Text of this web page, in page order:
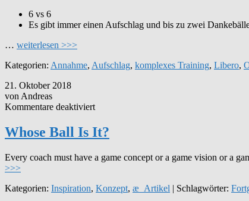
6 vs 6
Es gibt immer einen Aufschlag und bis zu zwei
… weiterlesen >>>
Kategorien: Annahme, Aufschlag, komplexes Training, Libero,
21. Oktober 2018
von Andreas
Kommentare deaktiviertfür
Ball
Is
Whose Ball Is It?
Every coach must have a game concept or a game vision or a
>>>
Kategorien: Inspiration, Konzept, æ_Artikel | Schlagwörter: